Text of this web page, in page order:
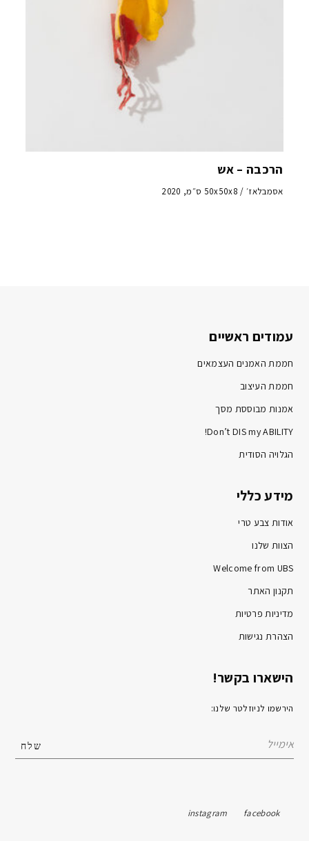
הרכבה – אש
אסמבלאז׳ / 50x50x8 ס״מ, 2020
עמודים ראשיים
חממת האמנים העצמאים
חממת העיצוב
אמנות מבוססת מסך
Don’t DIS my ABILITY!
הגלויה הסודית
מידע כללי
אודות צבע טרי
הצוות שלנו
Welcome from UBS
תקנון האתר
מדיניות פרטיות
הצהרת נגישות
הישארו בקשר!
הירשמו לניוזלטר שלנו:
facebook
instagram